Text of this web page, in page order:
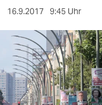
kultur
sport
berlin
nord
16.9.2017 9:45 Uhr